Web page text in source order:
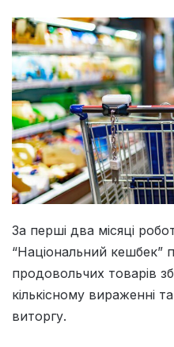
За перші два місяці
“Національний кешбек”
продовольчих товарів
кількісному вираженні
виторгу.